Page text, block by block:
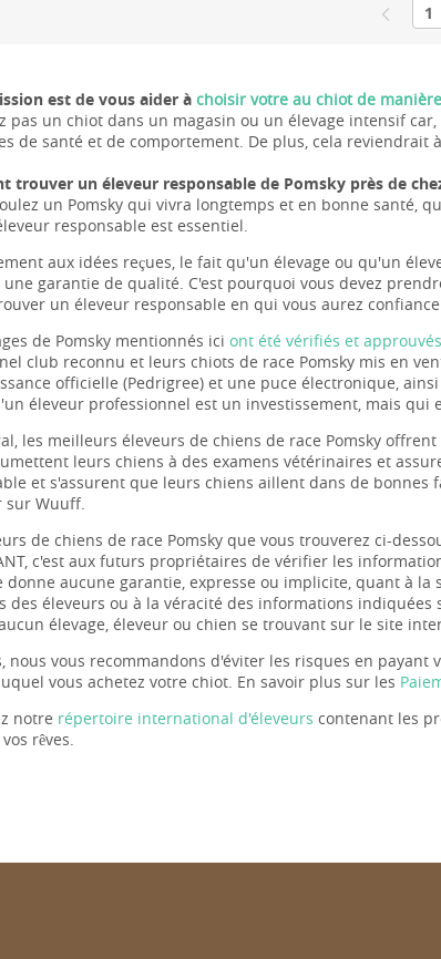
1
est de vous aider à choisir votre au chiot de
pas un chiot dans un magasin ou un élevage intensif
de santé et de comportement. De plus, cela reviendrait
trouver un éleveur responsable de Pomsky près de
un Pomsky qui vivra longtemps et en bonne santé,
responsable est essentiel.
aux idées reçues, le fait qu'un élevage ou qu'un
une garantie de qualité. C'est pourquoi vous devez
un éleveur responsable en qui vous aurez
de Pomsky mentionnés ici ont été vérifiés et
club reconnu et leurs chiots de race Pomsky mis en
officielle (Pedrigree) et une puce électronique,
éleveur professionnel est un investissement, mais qui
les meilleurs éleveurs de chiens de race Pomsky
leurs chiens à des examens vétérinaires et
et s'assurent que leurs chiens aillent dans de
sur Wuuff.
de chiens de race Pomsky que vous trouverez ci-
c'est aux futurs propriétaires de vérifier les
donne aucune garantie, expresse ou implicite, quant à
des éleveurs ou à la véracité des informations
élevage, éleveur ou chien se trouvant sur le site
nous vous recommandons d'éviter les risques en
vous achetez votre chiot. En savoir plus sur les
notre répertoire international d'éleveurs contenant les
rêves.